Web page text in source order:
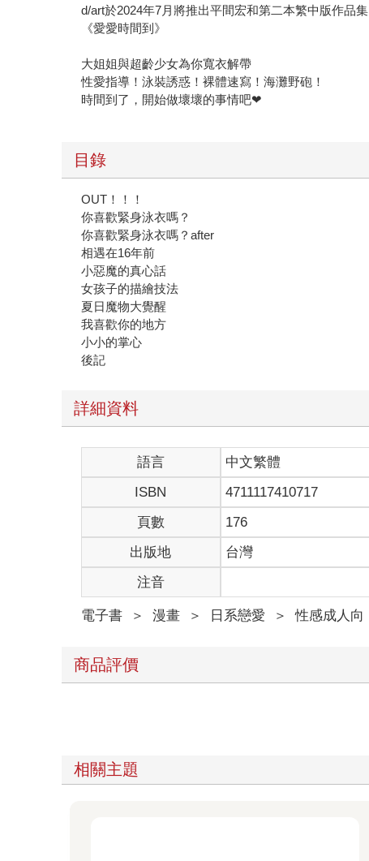
d/art於2024年7月將推出平間宏和第二本繁中版作品集
《愛愛時間到》
大姐姐與超齡少女為你寬衣解帶
性愛指導！泳裝誘惑！裸體速寫！海灘野砲！
時間到了，開始做壞壞的事情吧❤
目錄
OUT！！！
你喜歡緊身泳衣嗎？
你喜歡緊身泳衣嗎？after
相遇在16年前
小惡魔的真心話
女孩子的描繪技法
夏日魔物大覺醒
我喜歡你的地方
小小的掌心
後記
詳細資料
語言 中文繁體
ISBN
4711117410717
頁數
176
出版地
台灣
注音
電子書 ＞ 漫畫 ＞ 日系戀愛 ＞ 性感成人向
商品評價
相關主題